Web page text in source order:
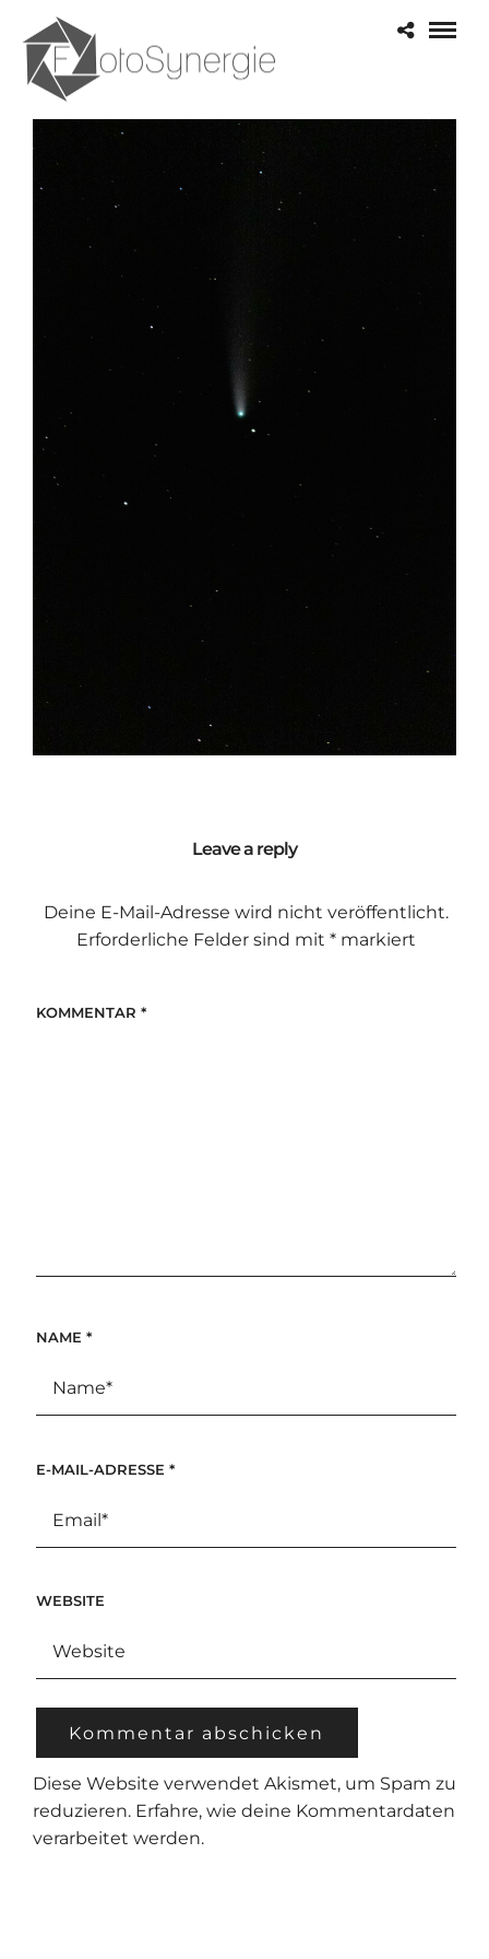
Leave a reply
Deine E-Mail-Adresse wird nicht veröffentlicht.
Erforderliche Felder sind mit *markiert
KOMMENTAR *
NAME *
E-MAIL-ADRESSE *
WEBSITE
Diese Website verwendet Akismet, um Spam zu
reduzieren. Erfahre, wie deine Kommentardaten
verarbeitet werden.